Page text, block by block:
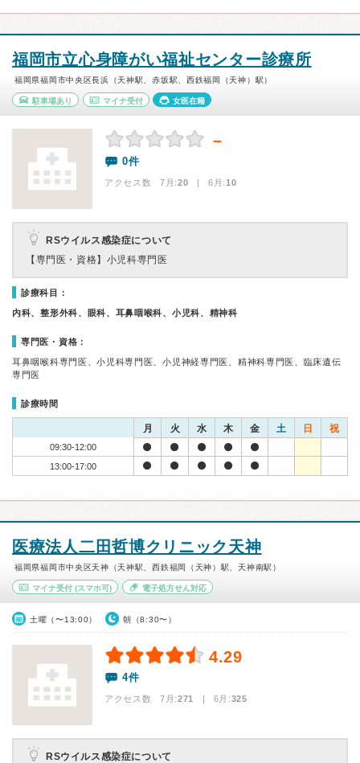
福岡市立心身障がい福祉センター診療所
福岡県福岡市中央区長浜（天神駅、赤坂駅、西鉄福岡（天神）駅）
駐車場あり マイナ受付 女医在籍
－
0件
アクセス数 7月:20 | 6月:10
RSウイルス感染症について
【専門医・資格】 小児科専門医
診療科目：
内科、整形外科、眼科、耳鼻咽喉科、小児科、精神科
専門医・資格：
耳鼻咽喉科専門医、小児科専門医、小児神経専門医、精神科専門医、臨床遺伝
専門医
診療時間
月 火 水 木 金 土 日 祝
09:30-12:00
13:00-17:00
医療法人二田哲博クリニック天神
福岡県福岡市中央区天神（天神駅、西鉄福岡（天神）駅、天神南駅）
マイナ受付 (スマホ可) 電子処方せん対応
土曜（〜13:00） 朝（8:30〜）
4.29
4件
アクセス数 7月:271 | 6月:325
RSウイルス感染症について